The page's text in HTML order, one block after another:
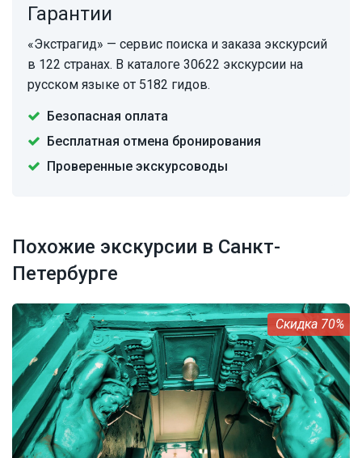
Гарантии
«Экстрагид» — сервис поиска и заказа экскурсий
в 122 странах. В каталоге 30622 экскурсии на
русском языке от 5182 гидов.
Безопасная оплата
Бесплатная отмена бронирования
Проверенные экскурсоводы
Похожие экскурсии в Санкт-
Петербурге
70%